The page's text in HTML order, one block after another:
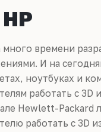
времени
И на
ноутбуках и
работать с
Hewlett-
работать с 3D